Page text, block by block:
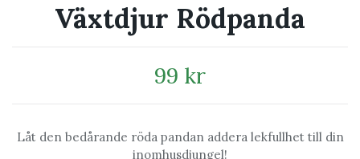
Växtdjur Rödpanda
99 kr
Låt den bedårande röda pandan addera lekfullhet till din
inomhusdjungel!